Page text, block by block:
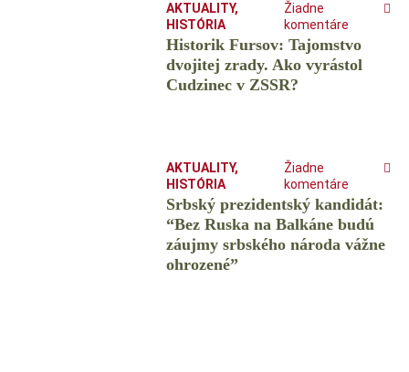
AKTUALITY,
HISTÓRIA
Žiadne
komentáre
Historik Fursov: Tajomstvo
dvojitej zrady. Ako vyrástol
Cudzinec v ZSSR?
AKTUALITY,
HISTÓRIA
Žiadne
komentáre
Srbský prezidentský kandidát:
“Bez Ruska na Balkáne budú
záujmy srbského národa vážne
ohrozené”